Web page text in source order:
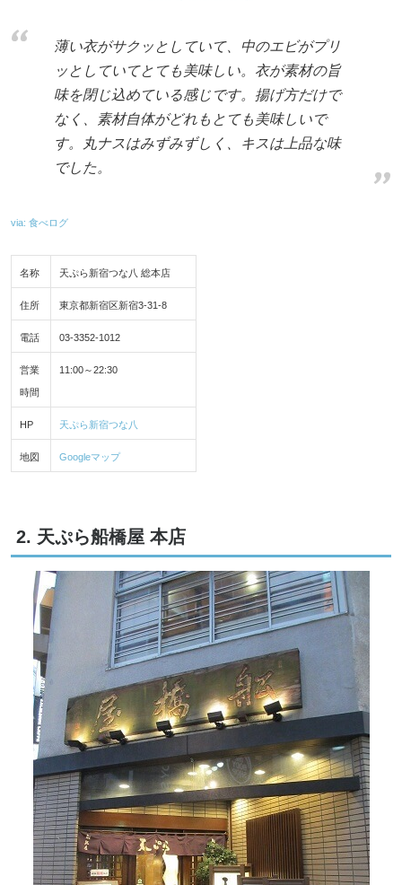
薄い衣がサクッとしていて、中のエビがプリ
ッとしていてとても美味しい。衣が素材の旨
味を閉じ込めている感じです。揚げ方だけで
なく、素材自体がどれもとても美味しいで
す。丸ナスはみずみずしく、キスは上品な味
でした。
via: 食べログ
名称 天ぷら新宿つな八 総本店
住所 東京都新宿区新宿3-31-8
電話 03-3352-1012
営業
時間
11:00～22:30
HP 天ぷら新宿つな八
地図 Googleマップ
2. 天ぷら船橋屋 本店